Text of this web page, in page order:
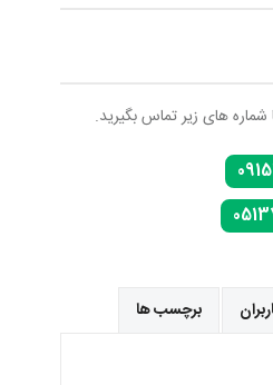
شماره های زیر تماس بگیرید.
برچسب ها